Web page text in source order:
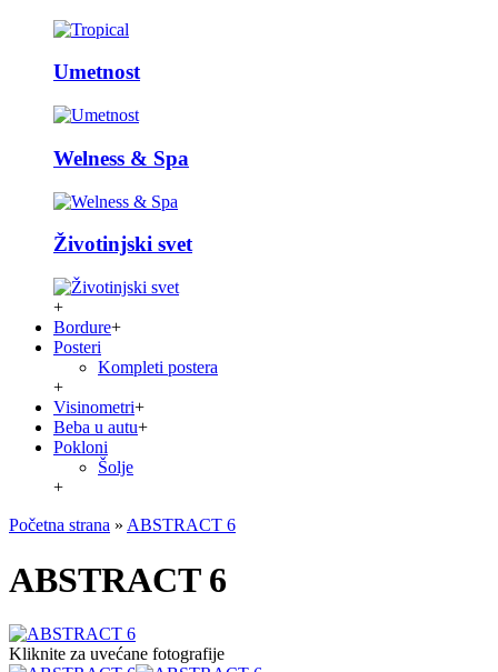
Umetnost
Welness & Spa
Životinjski svet
+
Bordure+
Posteri
Kompleti postera
+
Visinometri+
Beba u autu+
Pokloni
Šolje
+
Početna strana » ABSTRACT 6
ABSTRACT 6
Kliknite za uvećane fotografije